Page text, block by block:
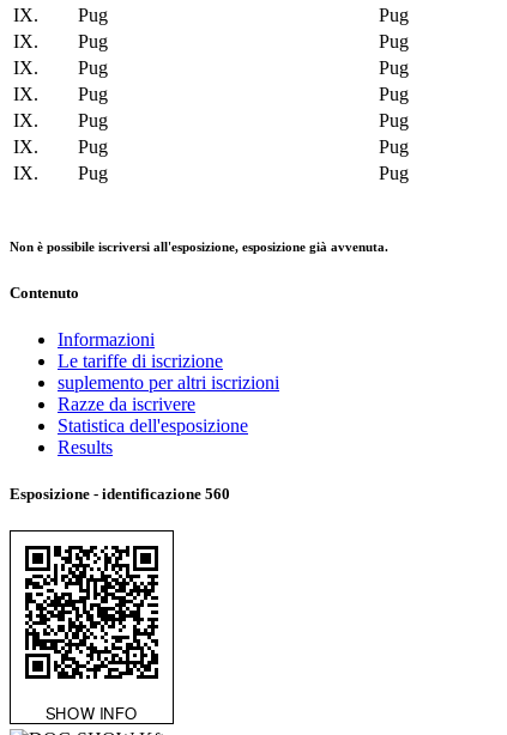
IX.
Pug Pug
IX.
Pug Pug
IX.
Pug Pug
IX.
Pug Pug
IX.
Pug Pug
IX.
Pug Pug
IX.
Pug Pug
Non è possibile iscriversi all'esposizione, esposizione già avvenuta.
Contenuto
Informazioni
Le tariffe di iscrizione
suplemento per altri iscrizioni
Razze da iscrivere
Statistica dell'esposizione
Results
Esposizione - identificazione 560